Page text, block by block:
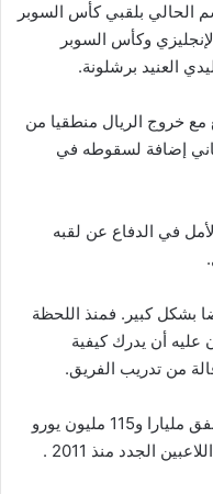
الحالي بلقبي كأس السوبر
وكأس السوبر
العنيد برشلونة.
خروج الريال منطقيا من
إضافة لسقوطه في
في الدفاع عن لقبه
بشكل كبير. فمنذ اللحظة
عليه أن يدرك كيفية
من تدريب الفريق.
ويبدو هذا أمرا طبيعيا ومنطقي في ناد أنفق مليارا و115 مليون يورو